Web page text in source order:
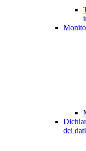
dei dati